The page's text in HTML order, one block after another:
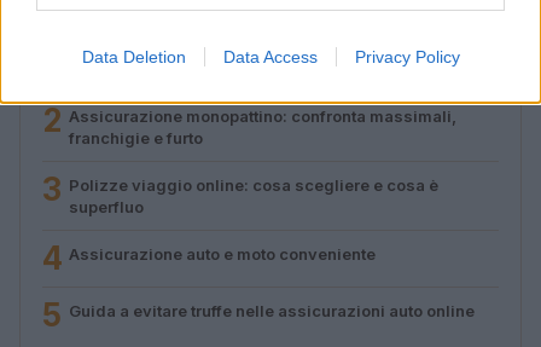
Data Deletion Data Access Privacy Policy
Confronto assicurazioni online in 10 minuti: guida
rapida
2 Assicurazione monopattino: confronta massimali,
franchigie e furto
3 Polizze viaggio online: cosa scegliere e cosa è
superfluo
4 Assicurazione auto e moto conveniente
5 Guida a evitare truffe nelle assicurazioni auto online